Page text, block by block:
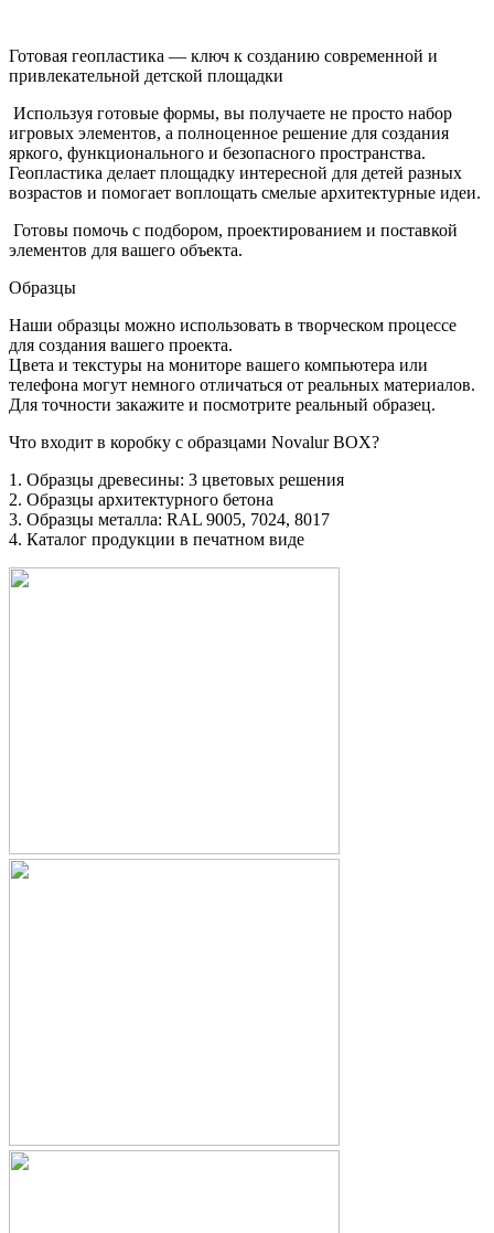
Готовая геопластика — ключ к созданию современной и
привлекательной детской площадки
Используя готовые формы, вы получаете не просто набор
игровых элементов, а полноценное решение для создания
яркого, функционального и безопасного пространства.
Геопластика делает площадку интересной для детей разных
возрастов и помогает воплощать смелые архитектурные идеи.
Готовы помочь с подбором, проектированием и поставкой
элементов для вашего объекта.
Образцы
Наши образцы можно использовать в творческом процессе
для создания вашего проекта.
Цвета и текстуры на мониторе вашего компьютера или
телефона могут немного отличаться от реальных материалов.
Для точности закажите и посмотрите реальный образец.
Что входит в коробку с образцами Novalur BOX?
1. Образцы древесины: 3 цветовых решения
2. Образцы архитектурного бетона
3. Образцы металла: RAL 9005, 7024, 8017
4. Каталог продукции в печатном виде